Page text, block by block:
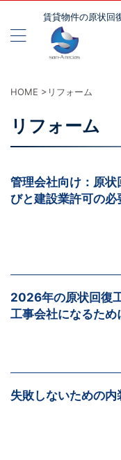
賃貸物件の原状回
HOME > リフォーム
リフォーム
管理会社向け：原
びと建設業許可の必
2026年の原状回復
工事会社になるため
失敗しないための